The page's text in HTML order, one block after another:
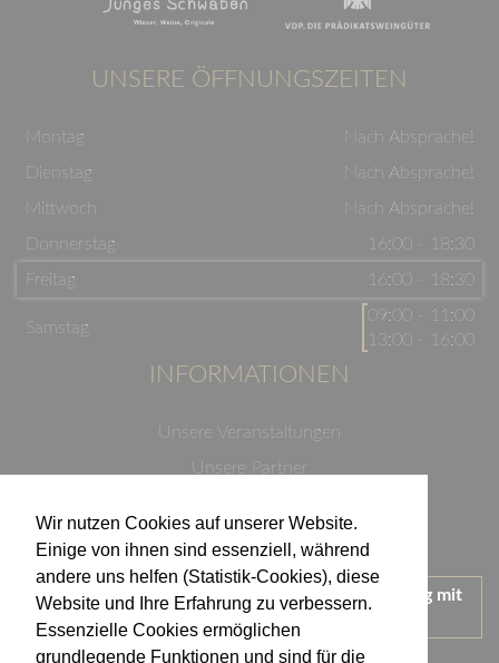
Wir nutzen Cookies auf unserer Website.
Einige von ihnen sind essenziell, während
andere uns helfen (Statistik-Cookies), diese
Website und Ihre Erfahrung zu verbessern.
Essenzielle Cookies ermöglichen
grundlegende Funktionen und sind für die
UNSERE ÖFFNUNGSZEITEN
Montag
Nach Absprache!
Dienstag
Nach Absprache!
Mittwoch
Nach Absprache!
Donnerstag
16:00 - 18:30
Freitag
16:00 - 18:30
Samstag
09:00 - 11:00
13:00 - 16:00
INFORMATIONEN
Unsere Veranstaltungen
Unsere Partner
Impressum
Wir treten für einen verantwortungsvollen Umgang mit
Alkohol ein.
KONTAKT